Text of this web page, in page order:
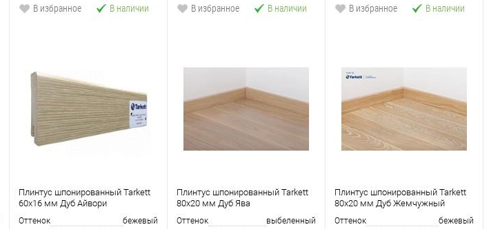
В избранное
В наличии
В избранное
В наличии
В избранное
В наличии
Плинтус шпонированный Tarkett
60x16 мм Дуб Айвори
Оттенок
бежевый
Плинтус шпонированный Tarkett
80x20 мм Дуб Ява
Оттенок
выбеленный
Плинтус шпонированный Tarkett
80x20 мм Дуб Жемчужный
Оттенок
бежевый